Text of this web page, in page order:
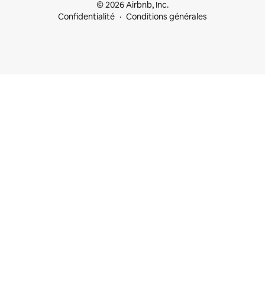
© 2026 Airbnb, Inc.
Confidentialité
Conditions générales